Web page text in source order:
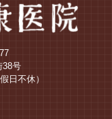
38号
日不休）